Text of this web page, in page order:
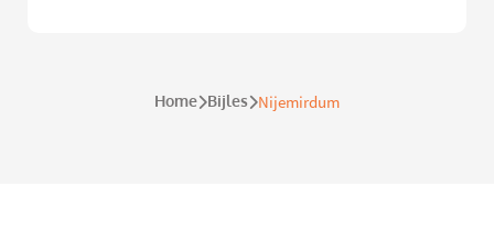
Home Bijles Nijemirdum